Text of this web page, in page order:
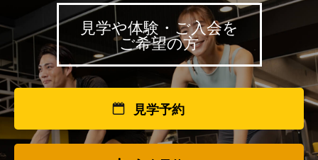
見学や体験・ご入会を
ご希望の方
見学予約